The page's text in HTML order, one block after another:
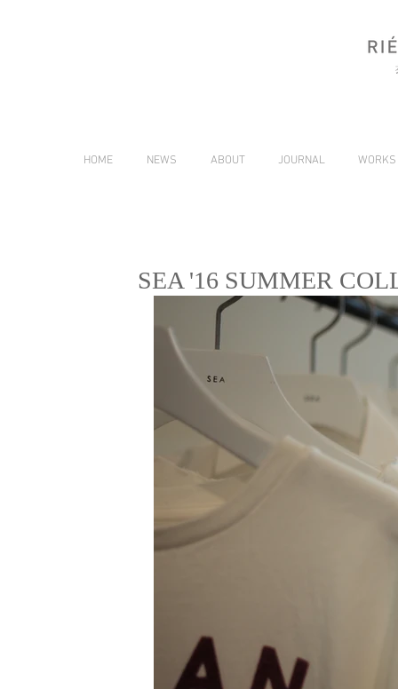
HOME NEWS ABOUT JOURNAL WORKS
SEA '16 SUMMER